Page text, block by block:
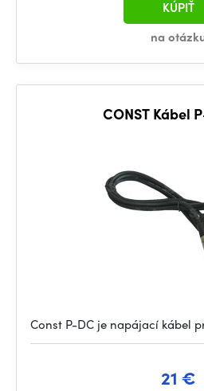
na
KÚPIŤ
CONST Kábel
Const P-DC je napájací kábel
21 €